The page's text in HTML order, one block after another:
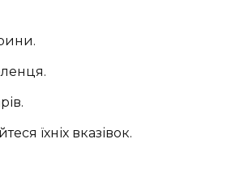
їхніх вказівок.